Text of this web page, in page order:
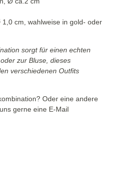
cm, wahlweise in gold- oder
sorgt für einen echten
zur Bluse, dieses
verschiedenen Outfits
Oder eine andere
gerne eine E-Mail